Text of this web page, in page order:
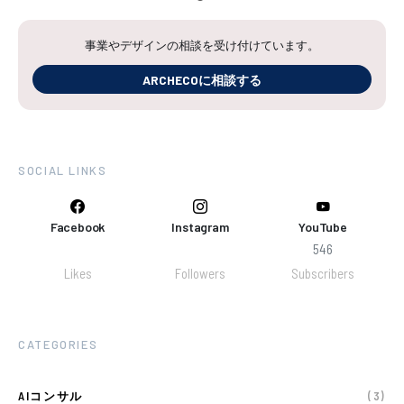
事業やデザインの相談を受け付けています。
ARCHECOに相談する
SOCIAL LINKS
Facebook
Likes
Instagram
Followers
YouTube
546
Subscribers
CATEGORIES
AIコンサル (3)